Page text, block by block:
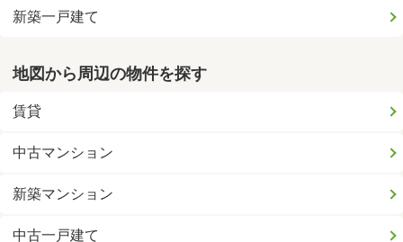
新築一戸建て
地図から周辺の物件を探す
賃貸
中古マンション
新築マンション
中古一戸建て